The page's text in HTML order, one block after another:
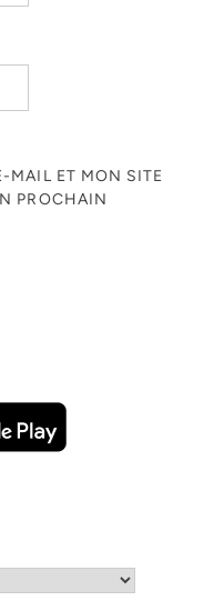
MAIL ET MON SITE
PROCHAIN